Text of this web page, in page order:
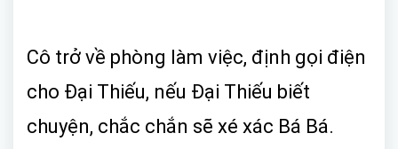
Cô trở về phòng làm việc, định gọi điện
cho Đại Thiếu, nếu Đại Thiếu biết
chuyện, chắc chắn sẽ xé xác Bá Bá.